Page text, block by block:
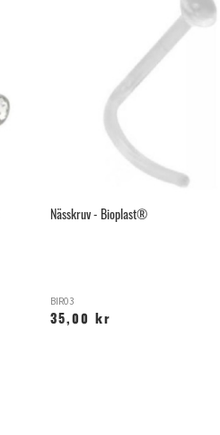
Nässkruv - Bioplast®
BIR03
35,00 kr